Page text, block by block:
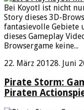
Bei Koyotl ist nicht
Story dieses 3D-
fantasievolle Gebiete
dieses Gameplay
Browsergame keine...
22. März 20128. Juni
Pirate Storm:
Piraten